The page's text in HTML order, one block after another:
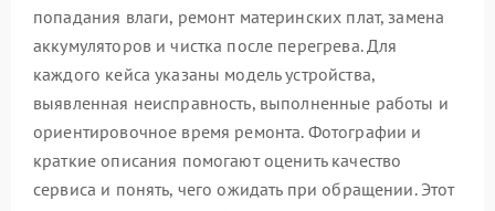
попадания влаги, ремонт материнских плат, замена
аккумуляторов и чистка после перегрева. Для
каждого кейса указаны модель устройства,
выявленная неисправность, выполненные работы и
ориентировочное время ремонта. Фотографии и
краткие описания помогают оценить качество
сервиса и понять, чего ожидать при обращении. Этот